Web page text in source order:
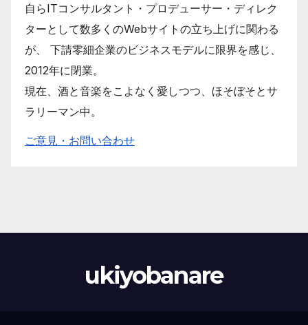
自らITコンサルタント・プロデューサー・ディレク
ターとして数多くのWebサイトの立ち上げに関わる
が、 下請零細企業のビジネスモデルに限界を感じ、
2012年に閉業。
現在、酒と音楽をこよなく愛しつつ、ほそぼそとサ
ラリーマン中。
ご意見・お問い合わせ
ukiyobanare